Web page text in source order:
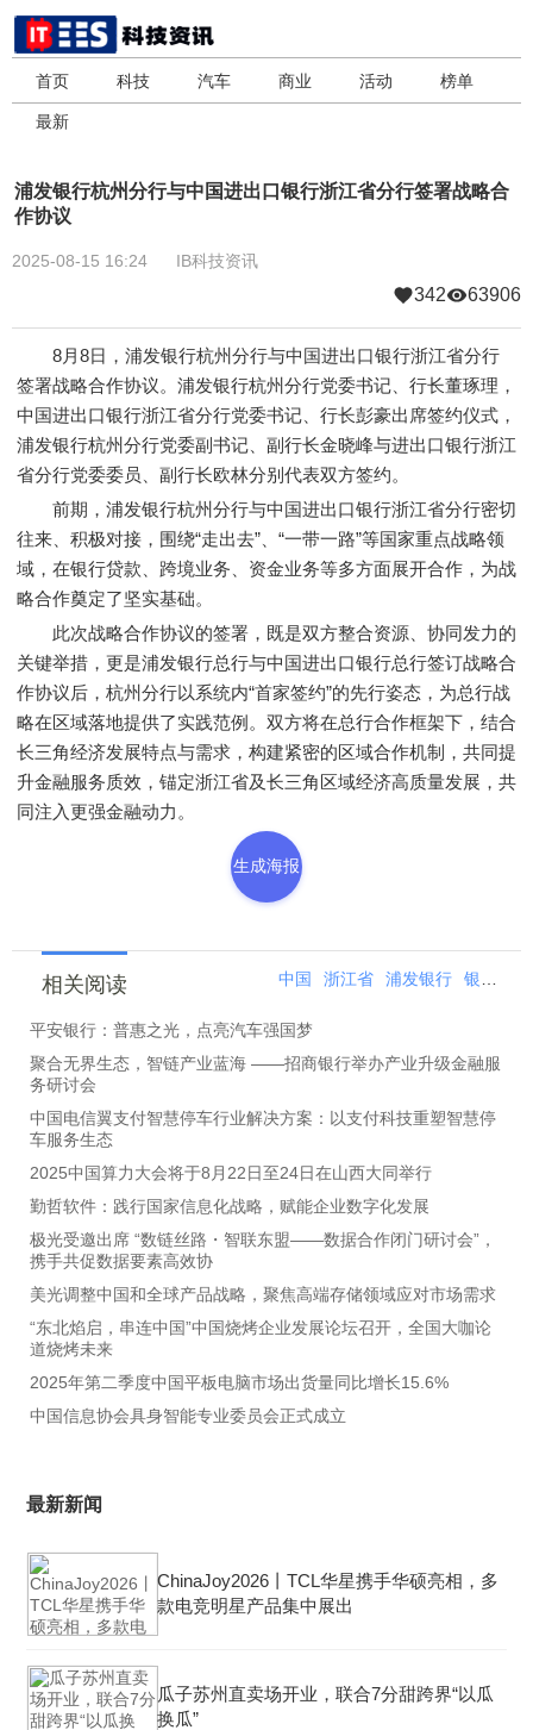
首页 科技 汽车 商业 活动 榜单
最新
浦发银行杭州分行与中国进出口银行浙江省分行签署战略合
作协议
2025-08-15 16:24 IB科技资讯
342 63906
8月8日，浦发银行杭州分行与中国进出口银行浙江省分行
签署战略合作协议。浦发银行杭州分行党委书记、行长董琢理，
中国进出口银行浙江省分行党委书记、行长彭豪出席签约仪式，
浦发银行杭州分行党委副书记、副行长金晓峰与进出口银行浙江
省分行党委委员、副行长欧林分别代表双方签约。
前期，浦发银行杭州分行与中国进出口银行浙江省分行密切
往来、积极对接，围绕“走出去”、“一带一路”等国家重点战略领
域，在银行贷款、跨境业务、资金业务等多方面展开合作，为战
略合作奠定了坚实基础。
此次战略合作协议的签署，既是双方整合资源、协同发力的
关键举措，更是浦发银行总行与中国进出口银行总行签订战略合
作协议后，杭州分行以系统内“首家签约”的先行姿态，为总行战
略在区域落地提供了实践范例。双方将在总行合作框架下，结合
长三角经济发展特点与需求，构建紧密的区域合作机制，共同提
升金融服务质效，锚定浙江省及长三角区域经济高质量发展，共
同注入更强金融动力。
生成海报
相关阅读 中国 浙江省 浦发银行 银行
平安银行：普惠之光，点亮汽车强国梦
聚合无界生态，智链产业蓝海 ――招商银行举办产业升级金融服
务研讨会
中国电信翼支付智慧停车行业解决方案：以支付科技重塑智慧停
车服务生态
2025中国算力大会将于8月22日至24日在山西大同举行
勤哲软件：践行国家信息化战略，赋能企业数字化发展
极光受邀出席 “数链丝路・智联东盟――数据合作闭门研讨会”，
携手共促数据要素高效协
美光调整中国和全球产品战略，聚焦高端存储领域应对市场需求
“东北焰启，串连中国”中国烧烤企业发展论坛召开，全国大咖论
道烧烤未来
2025年第二季度中国平板电脑市场出货量同比增长15.6%
中国信息协会具身智能专业委员会正式成立
最新新闻
ChinaJoy2026丨TCL华星携手华硕亮相，多
款电竞明星产品集中展出
瓜子苏州直卖场开业，联合7分甜跨界“以瓜
换瓜”